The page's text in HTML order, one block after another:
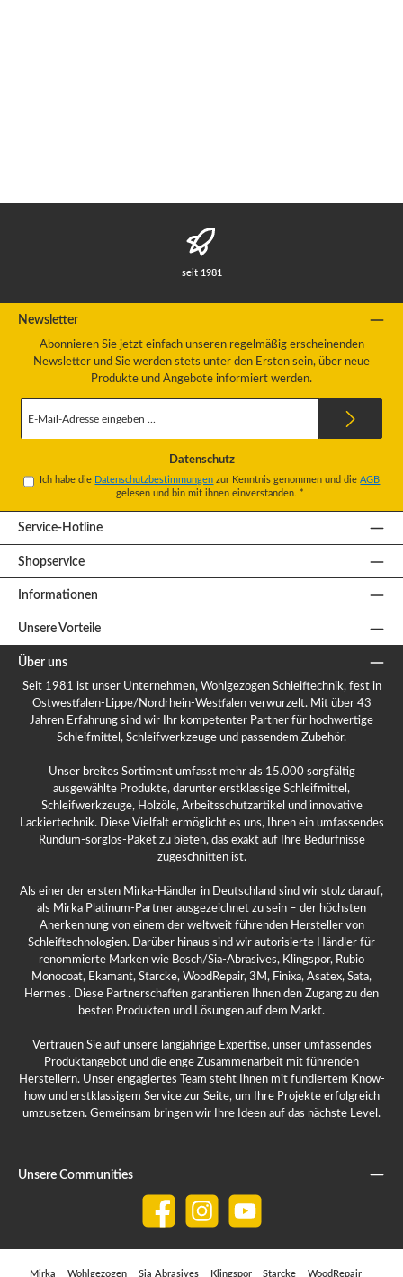
seit 1981
Newsletter
Abonnieren Sie jetzt einfach unseren regelmäßig erscheinenden
Newsletter und Sie werden stets unter den Ersten sein, über neue
Produkte und Angebote informiert werden.
Mail-
Datenschutz
Ich habe die Datenschutzbestimmungen zur Kenntnis genommen und dieAGB
gelesen und bin mit ihnen einverstanden. *
Service-Hotline
Shopservice
Informationen
Unsere Vorteile
Über uns
Seit 1981 ist unser Unternehmen, Wohlgezogen Schleiftechnik, fest in
Ostwestfalen-Lippe/Nordrhein-Westfalen verwurzelt. Mit über 43
Jahren Erfahrung sind wir Ihr kompetenter Partner für hochwertige
Schleifmittel, Schleifwerkzeuge und passendem Zubehör.
Unser breites Sortiment umfasst mehr als 15.000 sorgfältig
ausgewählte Produkte, darunter erstklassige Schleifmittel,
Schleifwerkzeuge, Holzöle, Arbeitsschutzartikel und innovative
Lackiertechnik. Diese Vielfalt ermöglicht es uns, Ihnen ein umfassendes
Rundum-sorglos-Paket zu bieten, das exakt auf Ihre Bedürfnisse
zugeschnitten ist.
Als einer der ersten Mirka-Händler in Deutschland sind wir stolz darauf,
als Mirka Platinum-Partner ausgezeichnet zu sein – der höchsten
Anerkennung von einem der weltweit führenden Hersteller von
Schleiftechnologien. Darüber hinaus sind wir autorisierte Händler für
renommierte Marken wie Bosch/Sia-Abrasives, Klingspor, Rubio
Monocoat, Ekamant, Starcke, WoodRepair, 3M, Finixa, Asatex, Sata,
Hermes . Diese Partnerschaften garantieren Ihnen den Zugang zu den
besten Produkten und Lösungen auf dem Markt.
Vertrauen Sie auf unsere langjährige Expertise, unser umfassendes
Produktangebot und die enge Zusammenarbeit mit führenden
Herstellern. Unser engagiertes Team steht Ihnen mit fundiertem Know-
how und erstklassigem Service zur Seite, um Ihre Projekte erfolgreich
umzusetzen. Gemeinsam bringen wir Ihre Ideen auf das nächste Level.
Unsere Communities
Facebook Instagram YouTube
Mirka Wohlgezogen Sia Abrasives Klingspor Starcke WoodRepair